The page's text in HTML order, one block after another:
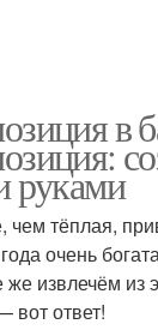
в
руками
тёплая,
очень
извлечём из
вот ответ!